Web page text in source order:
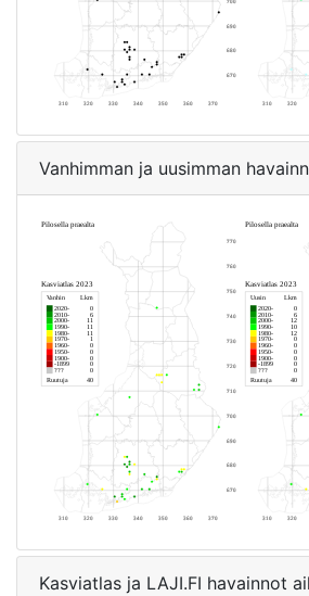
Vanhimman ja uusimman
Kasviatlas ja LAJI.FI havainnot